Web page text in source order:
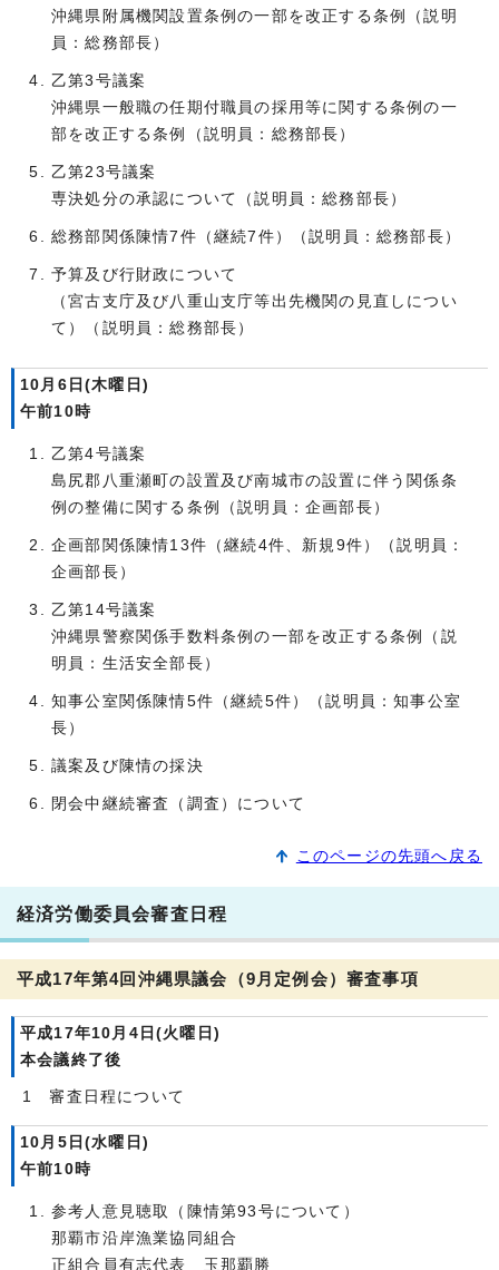
沖縄県附属機関設置条例の一部を改正する条例（説明
員：総務部長）
乙第3号議案
沖縄県一般職の任期付職員の採用等に関する条例の一
部を改正する条例（説明員：総務部長）
乙第23号議案
専決処分の承認について（説明員：総務部長）
総務部関係陳情7件（継続7件）（説明員：総務部長）
予算及び行財政について
（宮古支庁及び八重山支庁等出先機関の見直しについ
て）（説明員：総務部長）
10月6日(木曜日)
午前10時
乙第4号議案
島尻郡八重瀬町の設置及び南城市の設置に伴う関係条
例の整備に関する条例（説明員：企画部長）
企画部関係陳情13件（継続4件、新規9件）（説明員：
企画部長）
乙第14号議案
沖縄県警察関係手数料条例の一部を改正する条例（説
明員：生活安全部長）
知事公室関係陳情5件（継続5件）（説明員：知事公室
長）
議案及び陳情の採決
閉会中継続審査（調査）について
このページの先頭へ戻る
経済労働委員会審査日程
平成17年第4回沖縄県議会（9月定例会）審査事項
平成17年10月4日(火曜日)
本会議終了後
1 審査日程について
10月5日(水曜日)
午前10時
参考人意見聴取（陳情第93号について）
那覇市沿岸漁業協同組合
正組合員有志代表 玉那覇勝